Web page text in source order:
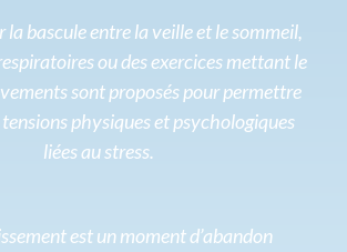
la bascule entre la veille et le sommeil,
ou des exercices mettant le
sont proposés pour permettre
physiques et psychologiques
liées au stress.
est un moment d’abandon